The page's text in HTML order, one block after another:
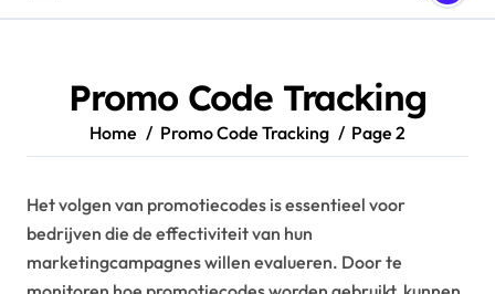
Promo Code Tracking
Home Promo Code Tracking Page 2
Het volgen van promotiecodes is essentieel voor
bedrijven die de effectiviteit van hun
marketingcampagnes willen evalueren. Door te